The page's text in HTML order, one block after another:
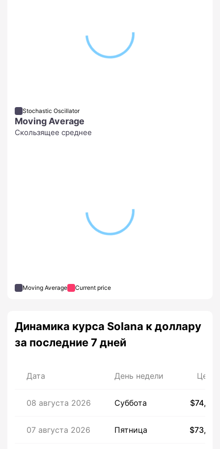
Stochastic Oscillator
Moving Average
Скользящее среднее
Moving Average Current price
Динамика курса Solana к доллару
за последние 7 дней
Дата День недели Цена
08 августа 2026 Суббота $74,65
07 августа 2026 Пятница $73,64